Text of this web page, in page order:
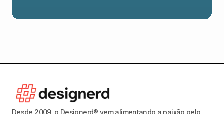
Desde 2009, o Designerd® vem alimentando a paixão pelo